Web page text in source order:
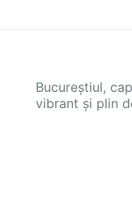
Bucureștiul,
vibrant și plin